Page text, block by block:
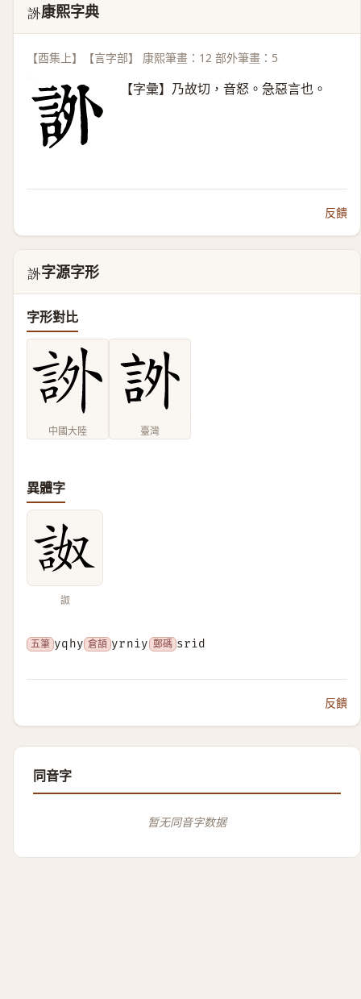
𧦨 康熙字典
【酉集上】【言字部】 康熙筆畫：12 部外筆畫：5
【字彙】乃故切，音怒。急惡言也。
反饋
𧦨 字源字形
字形對比
中國大陸 臺灣
異體字
詉
五筆 yqhy 倉頡 yrniy 鄭碼 srid
反饋
同音字
暂无同音字数据